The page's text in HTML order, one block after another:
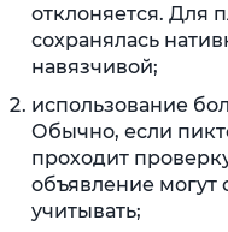
отклоняется. Для
сохранялась
навязчивой;
использование
Обычно, если
проходит
объявление могут
учитывать;